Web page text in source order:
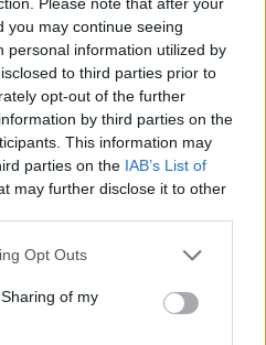
you may continue seeing
personal information utilized by
to third parties prior to
opt-out of the further
by third parties on the
This information may
parties on the IAB’s List of
may further disclose it to other
Opt Outs
of my